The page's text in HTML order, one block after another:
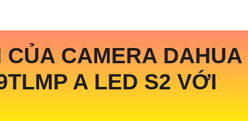
CAMERA DAHUA
A LED S2 VỚI